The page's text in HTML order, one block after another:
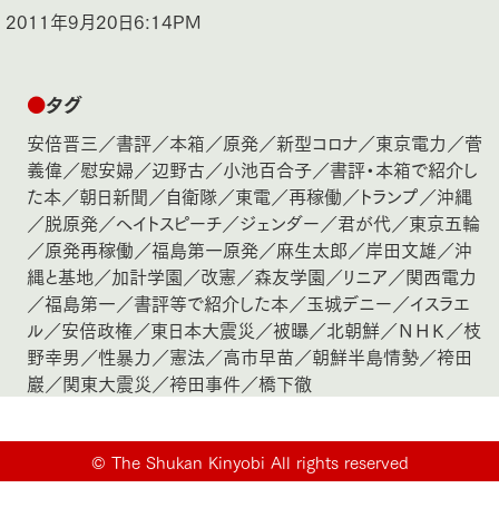
2011年9月20日6:14PM
●タグ
安倍晋三 ／書評／本箱／原発／新型コロナ／東京電力 ／菅
義偉／慰安婦／辺野古／小池百合子／書評・本箱で紹介し
た本／朝日新聞／自衛隊／東電／再稼働／トランプ／沖縄
／脱原発／ヘイトスピーチ／ジェンダー／君が代／東京五輪
／原発再稼働／福島第一原発／麻生太郎／岸田文雄／沖
縄と基地／加計学園／改憲／森友学園／リニア／関西電力
／福島第一／書評等で紹介した本／玉城デニー／イスラエ
ル／安倍政権／東日本大震災 ／被曝／北朝鮮／ＮＨＫ ／枝
野幸男 ／性暴力 ／憲法／高市早苗／朝鮮半島情勢／袴田
巖／関東大震災 ／袴田事件／橋下徹
© The Shukan Kinyobi All rights reserved